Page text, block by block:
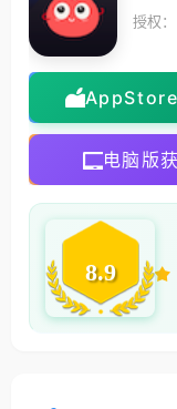
授权：
AppStore
电脑版
8.9